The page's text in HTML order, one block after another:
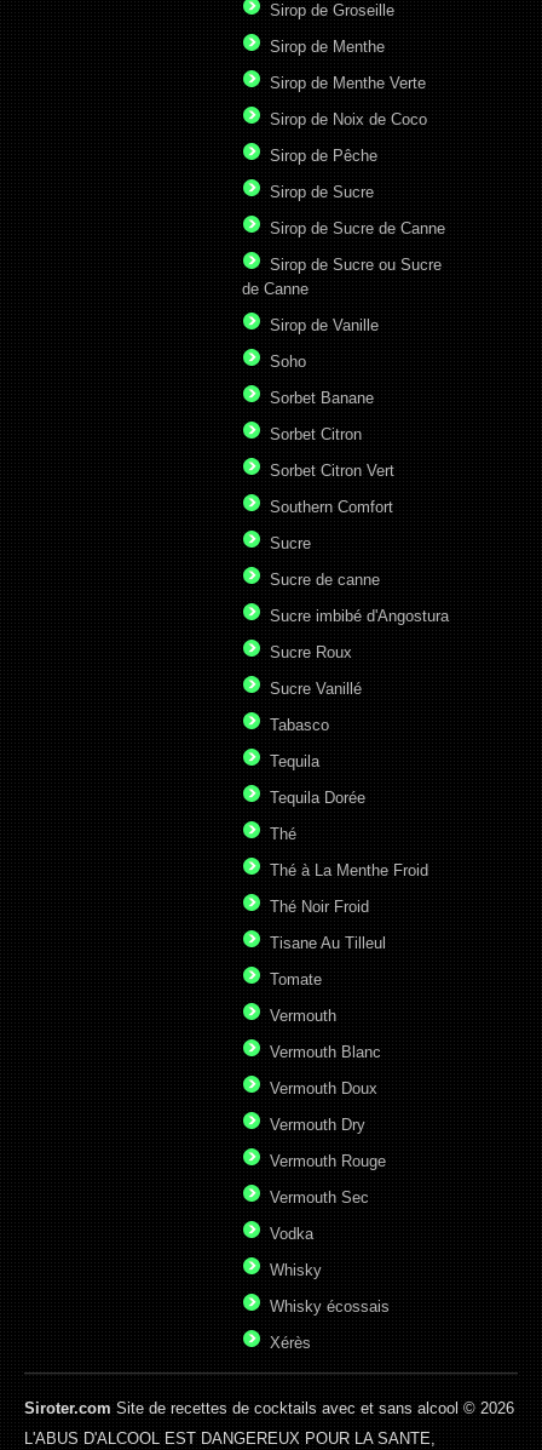
Sirop de Groseille
Sirop de Menthe
Sirop de Menthe Verte
Sirop de Noix de Coco
Sirop de Pêche
Sirop de Sucre
Sirop de Sucre de Canne
Sirop de Sucre ou Sucre
de Canne
Sirop de Vanille
Soho
Sorbet Banane
Sorbet Citron
Sorbet Citron Vert
Southern Comfort
Sucre
Sucre de canne
Sucre imbibé d'Angostura
Sucre Roux
Sucre Vanillé
Tabasco
Tequila
Tequila Dorée
Thé
Thé à La Menthe Froid
Thé Noir Froid
Tisane Au Tilleul
Tomate
Vermouth
Vermouth Blanc
Vermouth Doux
Vermouth Dry
Vermouth Rouge
Vermouth Sec
Vodka
Whisky
Whisky écossais
Xérès
Siroter.comSite de recettes de cocktails avec et sans alcool © 2026
L'ABUS D'ALCOOL EST DANGEREUX POUR LA SANTE,